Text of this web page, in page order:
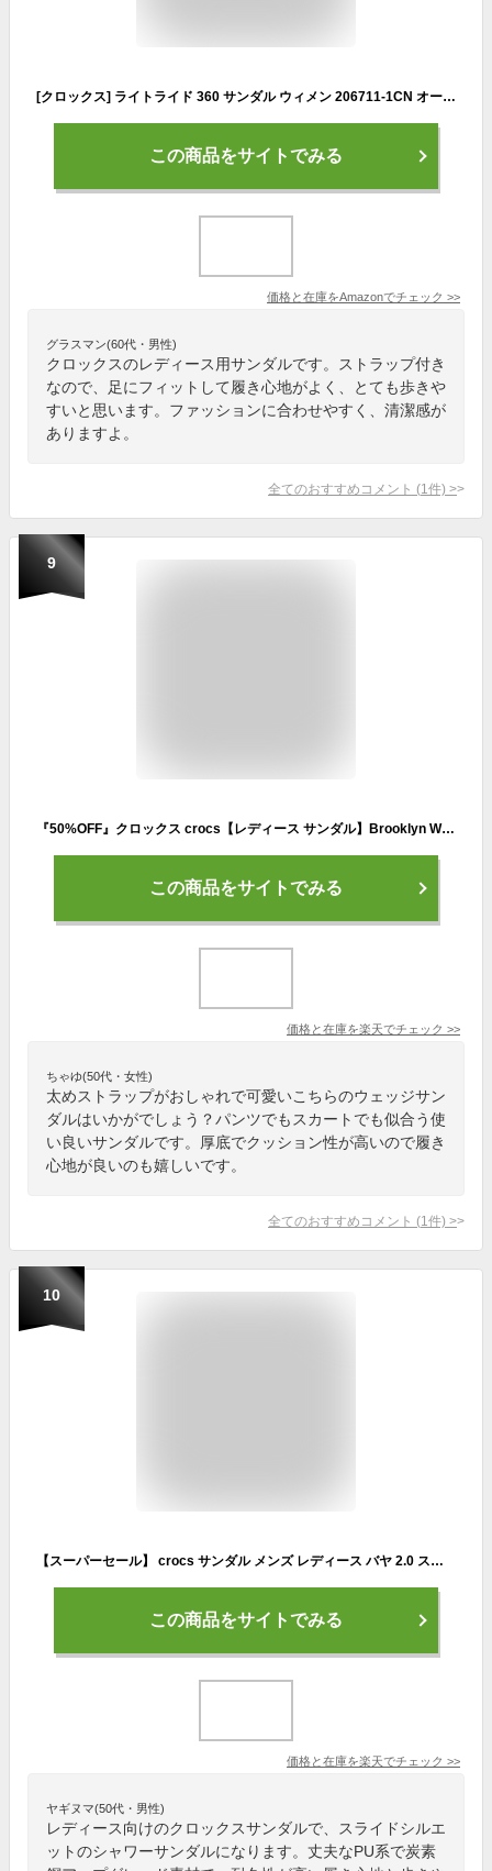
[クロックス] ライトライド 360 サンダル ウィメン 206711-1CN オールモスト ホワイト 25.0 cm
この商品をサイトでみる
価格と在庫をAmazonでチェック >>
グラスマン(60代・男性)
クロックスのレディース用サンダルです。ストラップ付き
なので、足にフィットして履き心地がよく、とても歩きや
すいと思います。ファッションに合わせやすく、清潔感が
ありますよ。
全てのおすすめコメント (1 件) >
9
『50%OFF』クロックス crocs【レディース サンダル】Brooklyn Woven Buckle W/ブルックリン ウーブン バックル W/ブラック｜##
この商品をサイトでみる
価格と在庫を楽天でチェック >>
ちゃゆ(50代・女性)
太めストラップがおしゃれで可愛いこちらのウェッジサン
ダルはいかがでしょう？パンツでもスカートでも似合う使
い良いサンダルです。厚底でクッション性が高いので履き
心地が良いのも嬉しいです。
全てのおすすめコメント (1 件) >
10
【スーパーセール】 crocs サンダル メンズ レディース バヤ 2.0 スライド 208215 001 100 2V3 3U4 410 クロックス BAYA II SLIDE シャワーサンダル
この商品をサイトでみる
価格と在庫を楽天でチェック >>
ヤギヌマ(50代・男性)
レディース向けのクロックスサンダルで、スライドシルエ
ットのシャワーサンダルになります。丈夫なPU系で炭素